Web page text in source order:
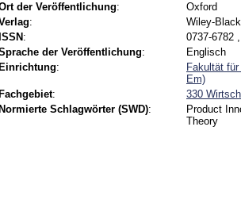
der Veröffentlichung:
Oxford
:
Wiley-
ISSN :
0737-6782
der Veröffentlichung:
Englisch
Einrichtung:
Fakultät
Em)
Fachgebiet:
330
Normierte Schlagwörter (SWD):
Product
Theory